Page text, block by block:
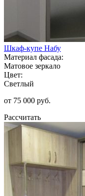
Шкаф-купе Набу
Материал фасада:
Матовое зеркало
Цвет:
Светлый
от 75 000 руб.
Рассчитать